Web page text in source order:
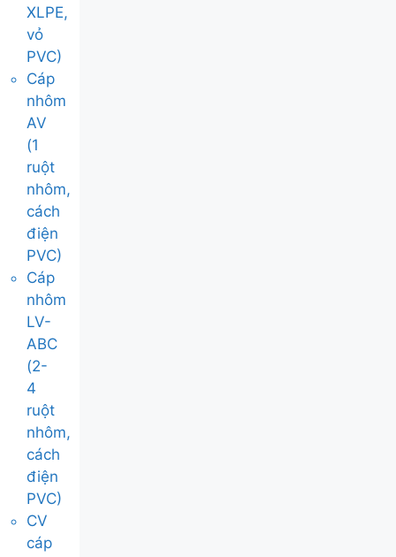
XLPE,
vỏ
PVC)
Cáp
nhôm
AV
(1
ruột
nhôm,
cách
điện
PVC)
Cáp
nhôm
LV-
ABC
(2-
4
ruột
nhôm,
cách
điện
PVC)
CV
cáp